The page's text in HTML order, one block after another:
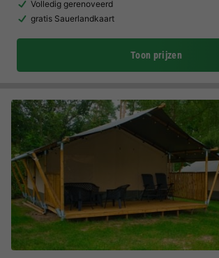
Volledig gerenoveerd
gratis Sauerlandkaart
Toon prijzen